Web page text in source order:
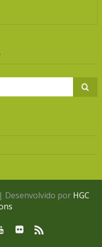
Desenvolvido por HGC